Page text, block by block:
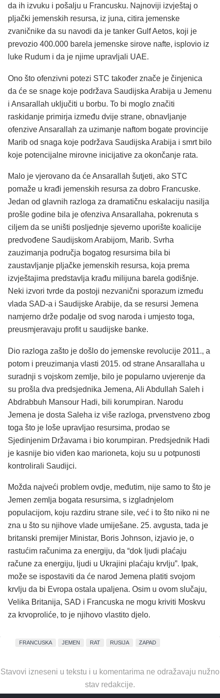
da ih izvuku i pošalju u Francusku. Najnoviji izvještaj o
pljački jemenskih resursa, iz juna, citira jemenske
zvaničnike da su navodi da je tanker Gulf Aetos, koji je
prevozio 400.000 barela jemenske sirove nafte, isplovio iz
luke Rudum i da je njime upravljali UAE.
Ono što ofenzivni potezi STC također znače je činjenica
da će se snage koje podržava Saudijska Arabija u Jemenu
i Ansarallah uključiti u borbu. To bi moglo značiti
raskidanje primirja između dvije strane, obnavljanje
ofenzive Ansarallah za uzimanje naftom bogate provincije
Marib od snaga koje podržava Saudijska Arabija i smrt bilo
koje potencijalne mirovne inicijative za okončanje rata.
Malo je vjerovano da će Ansarallah šutjeti, ako STC
pomaže u krađi jemenskih resursa za dobro Francuske.
Jedan od glavnih razloga za dramatičnu eskalaciju nasilja
prošle godine bila je ofenziva Ansarallaha, pokrenuta s
ciljem da se uništi posljednje sjeverno uporište koalicije
predvođene Saudijskom Arabijom, Marib. Svrha
zauzimanja područja bogatog resursima bila bi
zaustavljanje pljačke jemenskih resursa, koja prema
izvještajima predstavlja krađu milijuna barela godišnje.
Neki izvori tvrde da postoji nezvanični sporazum između
vlada SAD-a i Saudijske Arabije, da se resursi Jemena
namjerno drže podalje od svog naroda i umjesto toga,
preusmjeravaju profit u saudijske banke.
Dio razloga zašto je došlo do jemenske revolucije 2011., a
potom i preuzimanja vlasti 2015. od strane Ansarallaha u
suradnji s vojskom zemlje, bilo je popularno uvjerenje da
su prošla dva predsjednika Jemena, Ali Abdullah Saleh i
Abdrabbuh Mansour Hadi, bili korumpiran. Narodu
Jemena je dosta Saleha iz više razloga, prvenstveno zbog
toga što je loše upravljao resursima, prodao se
Sjedinjenim Državama i bio korumpiran. Predsjednik Hadi
je kasnije bio viđen kao marioneta, koju su u potpunosti
kontrolirali Saudijci.
Možda najveći problem ovdje, međutim, nije samo to što je
Jemen zemlja bogata resursima, s izgladnjelom
populacijom, koju razdiru strane sile, već i to što niko ni ne
zna u što su njihove vlade umiješane. 25. avgusta, tada je
britanski premijer Ministar, Boris Johnson, izjavio je, o
rastućim računima za energiju, da “dok ljudi plaćaju
račune za energiju, ljudi u Ukrajini plaćaju krvlju”. Ipak,
može se ispostaviti da će narod Jemena platiti svojom
krvlju da bi Evropa ostala upaljena. Osim u ovom slučaju,
Velika Britanija, SAD i Francuska ne mogu kriviti Moskvu
za krvoproliće, to je njihovo vlastito djelo.
FRANCUSKA JEMEN RAT RUSIJA ZAPAD
Stavovi izneseni u tekstu i u komentarima ne odražavaju nužno
stav redakcije.